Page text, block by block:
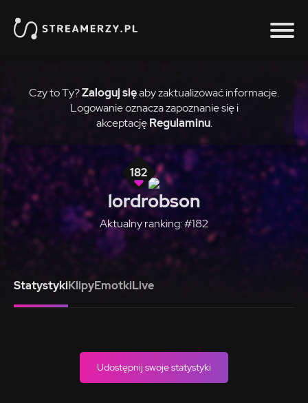
Czy to Ty?Zaloguj sięaby zaktualizować informacje.
Logowanie oznacza zapoznanie się i
akceptację Regulaminu.
182
lordrobson
Aktualny ranking: #182
StatystykiKlipyEmotkiLive
Udostępnij swoje statystyki